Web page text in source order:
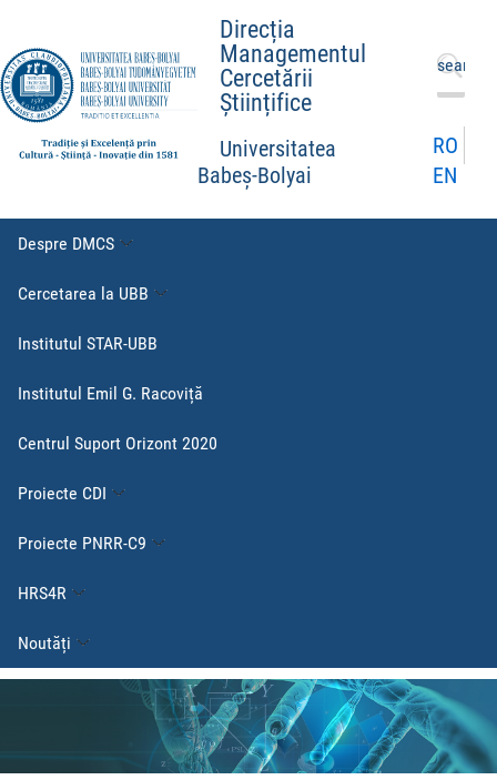
Direcția
Managementul
Cercetării
Științifice
Universitatea
Babeș-Bolyai
Caută
după:
RO
EN
Despre DMCS
Cercetarea la UBB
Institutul STAR-UBB
Institutul Emil G. Racoviță
Centrul Suport Orizont 2020
Proiecte CDI
Proiecte PNRR-C9
HRS4R
Noutăți